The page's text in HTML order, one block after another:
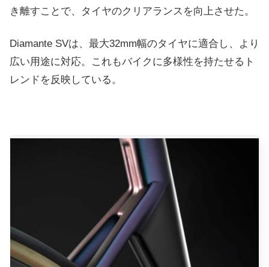
き離すことで、タイヤのクリアランスを向上させた。
Diamante SVは、最大32mm幅のタイヤに適合し、より
広い用途に対応。これもバイクに多様性を持たせるト
レンドを反映している。